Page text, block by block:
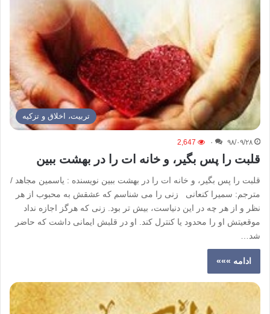
تربیت، اخلاق و تزکیه
۹۸/۰۹/۲۸ ۰ 2,647
قلبت را پس بگیر، و خانه ات را در بهشت ببین
قلبت را پس بگیر، و خانه ات را در بهشت ببین نویسنده : یاسمین مجاهد /
مترجم: سمیرا کنعانی زنی را می شناسم که عشقش به محبوب از هر
نظر و از هر چه در این دنیاست، بیش تر بود. زنی که هرگز اجازه نداد
موقعیتش او را محدود یا کنترل کند. او در قلبش ایمانی داشت که حاضر
شد…
ادامه »»»